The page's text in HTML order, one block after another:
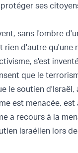
ses
sans l'ombre
rien d'autre qu'une
s'est
que le
le soutien d'Israël,
est menacée,
a recours à la
israélien lors